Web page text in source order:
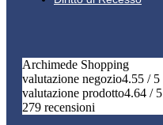
Archimede Shopping
valutazione negozio4.55 / 5
valutazione prodotto4.64 / 5
279 recensioni